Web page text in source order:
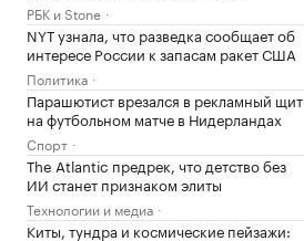
РБК и Stone
NYT узнала, что разведка сообщает об
интересе России к запасам ракет США
Политика
Парашютист врезался в рекламный щит
на футбольном матче в Нидерландах
Спорт
The Atlantic предрек, что детство без
ИИ станет признаком элиты
Технологии и медиа
Киты, тундра и космические пейзажи: